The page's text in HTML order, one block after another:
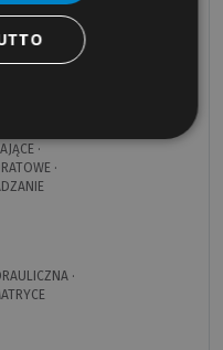
· KOŃCOWE
·
·
·